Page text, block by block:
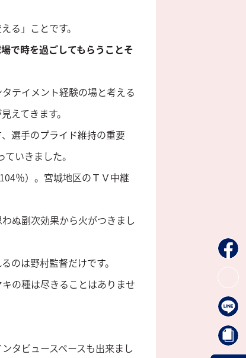
る」ことです。
で時を過ごしてもらうことそ
テイメント経験の場と考える
えてきます。
選手のプライド維持の重要
いきました。
％）。宮城地区のＴＶ中継
ぬ副次効果から火がつきまし
のは野村監督だけです。
の種は尽きることはありませ
タビュースペースも出来まし